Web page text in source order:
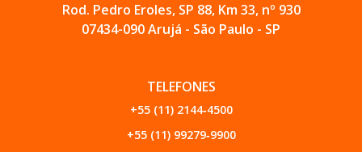
Rod. Pedro Eroles, SP 88, Km 33, nº 930
07434-090 Arujá - São Paulo - SP
TELEFONES
+55 (11) 2144‑4500
+55 (11) 99279‑9900